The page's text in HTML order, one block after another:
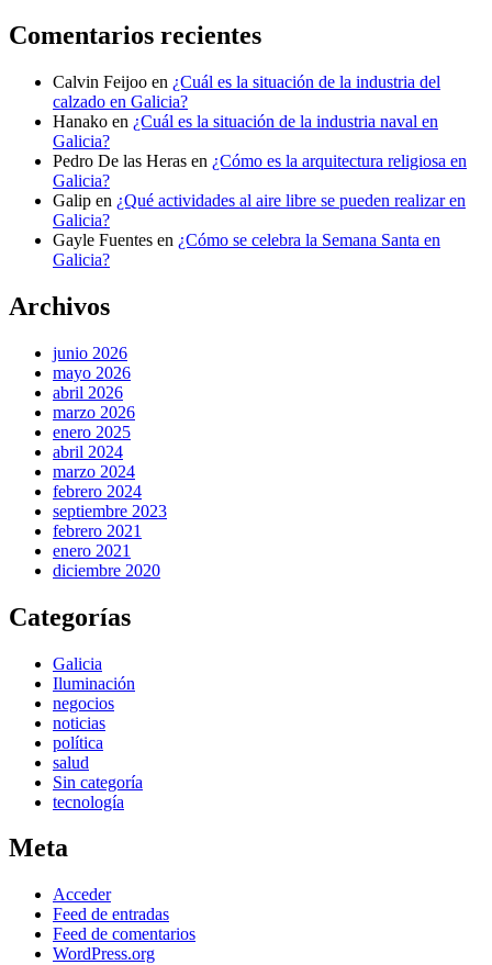
Comentarios recientes
Calvin Feijoo en ¿Cuál es la situación de la industria del
calzado en Galicia?
Hanako en ¿Cuál es la situación de la industria naval en
Galicia?
Pedro De las Heras en ¿Cómo es la arquitectura religiosa en
Galicia?
Galip en ¿Qué actividades al aire libre se pueden realizar en
Galicia?
Gayle Fuentes en ¿Cómo se celebra la Semana Santa en
Galicia?
Archivos
junio 2026
mayo 2026
abril 2026
marzo 2026
enero 2025
abril 2024
marzo 2024
febrero 2024
septiembre 2023
febrero 2021
enero 2021
diciembre 2020
Categorías
Galicia
Iluminación
negocios
noticias
política
salud
Sin categoría
tecnología
Meta
Acceder
Feed de entradas
Feed de comentarios
WordPress.org